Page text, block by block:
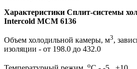
Характеристики Сплит-системы
Intercold MCM 6136
Объем холодильной камеры, м3,
изоляции - от 198.0 до 432.0
о